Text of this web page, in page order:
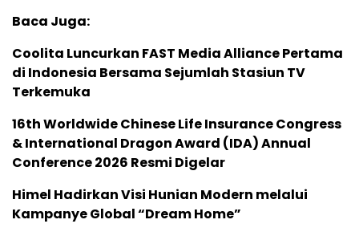
Baca Juga:
Coolita Luncurkan FAST Media Alliance Pertama
di Indonesia Bersama Sejumlah Stasiun TV
Terkemuka
16th Worldwide Chinese Life Insurance Congress
& International Dragon Award (IDA) Annual
Conference 2026 Resmi Digelar
Himel Hadirkan Visi Hunian Modern melalui
Kampanye Global “Dream Home”